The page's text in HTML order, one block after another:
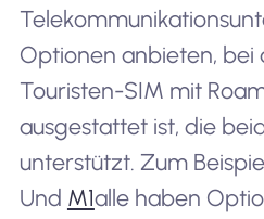
Optionen anbieten, bei
Touristen-SIM mit
ausgestattet ist, die
unterstützt. Zum
Und M1alle haben